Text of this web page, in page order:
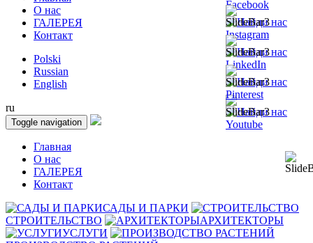
О нас
ГАЛЕРЕЯ
Контакт
Polski
Russian
English
ru
Toggle navigation
Главная
О нас
ГАЛЕРЕЯ
Контакт
САДЫ И ПАРКИ
СТРОИТЕЛЬСТВО
АРХИТЕКТОРЫ
УСЛУГИ